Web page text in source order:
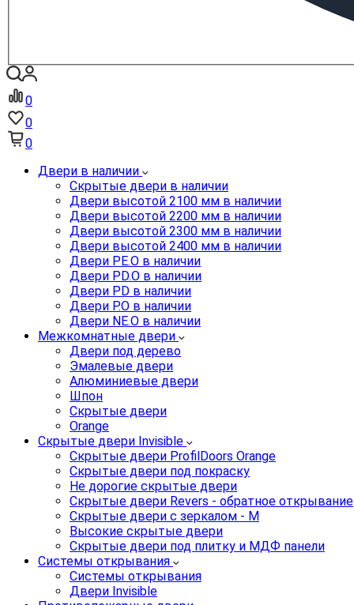
0
0
0
Двери в наличии
Скрытые двери в наличии
Двери высотой 2100 мм в наличии
Двери высотой 2200 мм в наличии
Двери высотой 2300 мм в наличии
Двери высотой 2400 мм в наличии
Двери PE.O в наличии
Двери PD.O в наличии
Двери PD в наличии
Двери P.O в наличии
Двери NE.O в наличии
Межкомнатные двери
Двери под дерево
Эмалевые двери
Алюминиевые двери
Шпон
Скрытые двери
Orange
Скрытые двери Invisible
Скрытые двери ProfilDoors Orange
Скрытые двери под покраску
Не дорогие скрытые двери
Скрытые двери Revers - обратное открывание
Скрытые двери с зеркалом - M
Высокие скрытые двери
Скрытые двери под плитку и МДФ панели
Системы открывания
Системы открывания
Двери Invisible